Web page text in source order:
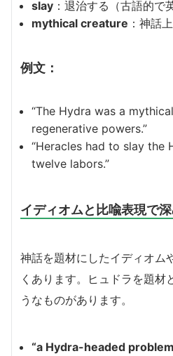
slay ：退治する（古語的で
mythical creature ：神話
例文：
“The Hydra was a
regenerative powers.”
“Heracles had to slay the
twelve labors.”
イディオムと比喩表現で
神話を題材にしたイディオム
くあります。ヒュドラを題材
うなものがあります。
“a Hydra-headed